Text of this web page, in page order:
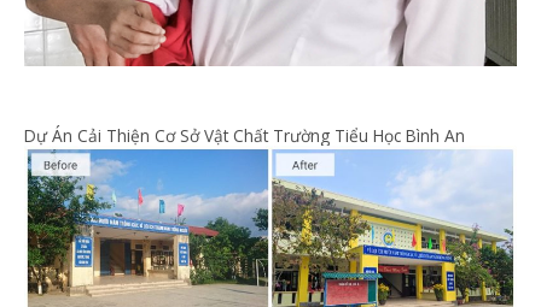
Dự Án Cải Thiện Cơ Sở Vật Chất Trường Tiểu Học Bình An